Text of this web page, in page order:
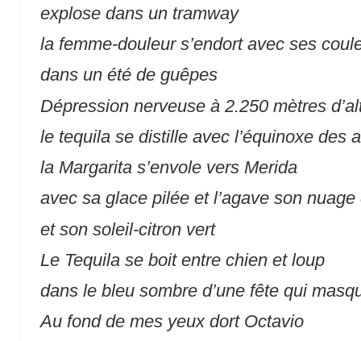
explose dans un tramway
la femme-douleur s’endort avec ses
dans un été de guêpes
Dépression nerveuse à 2.250 mètres
le tequila se distille avec l’équinoxe des
la Margarita s’envole vers Merida
avec sa glace pilée et l’agave son
et son soleil-citron vert
Le Tequila se boit entre chien et loup
dans le bleu sombre d’une fête qui
Au fond de mes yeux dort Octavio